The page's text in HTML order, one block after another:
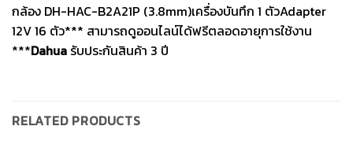
กล้อง DH-HAC-B2A21P (3.8mm)เครื่องบันทึก 1 ตัวAdapter
12V 16 ตัว*** สามารถดูออนไลน์ได้ฟรีตลอดอายุการใช้งาน
***Dahua รับประกันสินค้า 3 ปี
RELATED PRODUCTS